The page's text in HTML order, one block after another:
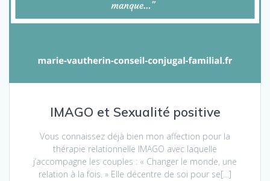
IMAGO et Sexualité positive
Vous connaissez déjà bien mon affection pour la
thérapie relationnelle IMAGO avec laquelle
j’accompagne les couples : « Changer le monde, une
relation à la fois. » Elle décentre de soi pour se[…]